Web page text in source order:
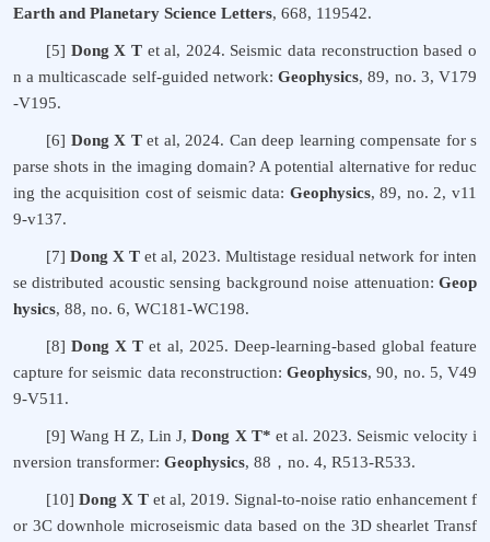
Earth and Planetary Science Letters, 668, 119542.
[5] Dong X Tet al, 2024. Seismic data reconstruction based o
n a multicascade self-guided network:Geophysics, 89, no. 3,V179
-V195.
[6] Dong X Tet al, 2024. Can deep learning compensate for s
parse shots in the imaging domain? A potential alternative for reduc
ing the acquisition cost of seismic data: Geophysics, 89, no. 2, v11
9-v137.
[7] Dong X T et al, 2023. Multistage residual network for inten
se distributed acoustic sensing background noise attenuation: Geop
hysics, 88, no. 6, WC181-WC198.
[8]Dong X T et al, 2025. Deep-learning-based global feature
capture for seismic data reconstruction:Geophysics, 90, no. 5, V49
9-V511.
[9]Wang H Z, Lin J,Dong X T* et al. 2023. Seismic velocity i
nversion transformer: Geophysics, 88 ， no. 4, R513-R533.
[10] Dong X T et al, 2019. Signal-to-noise ratio enhancement f
or 3C downhole microseismic data based on the 3D shearlet Transf